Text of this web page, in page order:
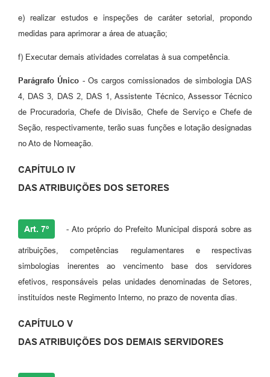
e) realizar estudos e inspeções de caráter setorial, propondo
medidas para aprimorar a área de atuação;
f) Executar demais atividades correlatas à sua competência.
Parágrafo Único - Os cargos comissionados de simbologia DAS
4, DAS 3, DAS 2, DAS 1, Assistente Técnico, Assessor Técnico
de Procuradoria, Chefe de Divisão, Chefe de Serviço e Chefe de
Seção, respectivamente, terão suas funções e lotação designadas
no Ato de Nomeação.
CAPÍTULO IV
DAS ATRIBUIÇÕES DOS SETORES
Art. 7º - Ato próprio do Prefeito Municipal disporá sobre as
atribuições, competências regulamentares e respectivas
simbologias inerentes ao vencimento base dos servidores
efetivos, responsáveis pelas unidades denominadas de Setores,
instituídos neste Regimento Interno, no prazo de noventa dias.
CAPÍTULO V
DAS ATRIBUIÇÕES DOS DEMAIS SERVIDORES